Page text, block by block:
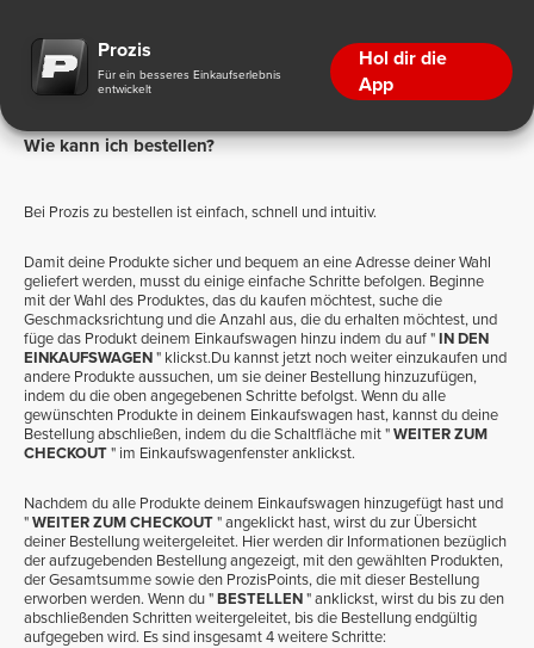
Wie kann ich bestellen?
Prozis
Für ein besseres Einkaufserlebnis
entwickelt
Hol dir die
App
Wie kann ich bestellen?
Bei Prozis zu bestellen ist einfach, schnell und intuitiv.
Damit deine Produkte sicher und bequem an eine Adresse deiner Wahl
geliefert werden, musst du einige einfache Schritte befolgen. Beginne
mit der Wahl des Produktes, das du kaufen möchtest, suche die
Geschmacksrichtung und die Anzahl aus, die du erhalten möchtest, und
füge das Produkt deinem Einkaufswagen hinzu indem du auf "IN DEN
EINKAUFSWAGEN" klickst.Du kannst jetzt noch weiter einzukaufen und
andere Produkte aussuchen, um sie deiner Bestellung hinzuzufügen,
indem du die oben angegebenen Schritte befolgst. Wenn du alle
gewünschten Produkte in deinem Einkaufswagen hast, kannst du deine
Bestellung abschließen, indem du die Schaltfläche mit "WEITER ZUM
CHECKOUT" im Einkaufswagenfenster anklickst.
Nachdem du alle Produkte deinem Einkaufswagen hinzugefügt hast und
"WEITER ZUM CHECKOUT" angeklickt hast, wirst du zur Übersicht
deiner Bestellung weitergeleitet. Hier werden dir Informationen bezüglich
der aufzugebenden Bestellung angezeigt, mit den gewählten Produkten,
der Gesamtsumme sowie den ProzisPoints, die mit dieser Bestellung
erworben werden. Wenn du "BESTELLEN" anklickst, wirst du bis zu den
abschließenden Schritten weitergeleitet, bis die Bestellung endgültig
aufgegeben wird. Es sind insgesamt 4 weitere Schritte: